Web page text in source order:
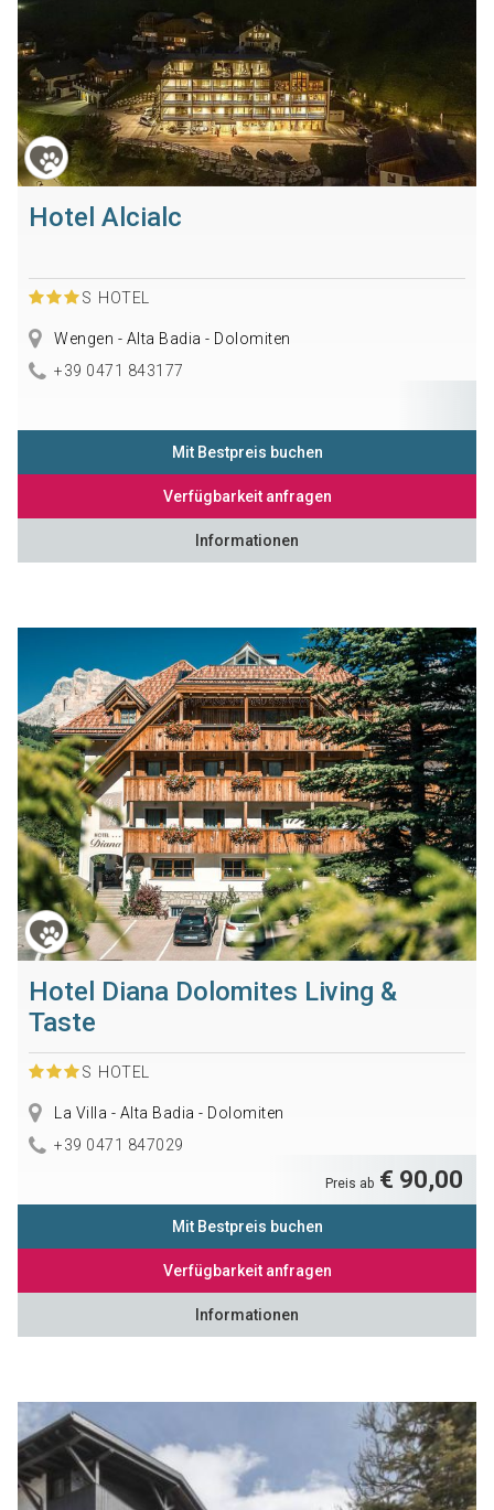
Hotel Alcialc
S HOTEL
Wengen - Alta Badia - Dolomiten
+39 0471 843177
Mit Bestpreis buchen
Verfügbarkeit anfragen
Informationen
Hotel Diana Dolomites Living &
Taste
S HOTEL
La Villa - Alta Badia - Dolomiten
+39 0471 847029
Preis ab € 90,00
Mit Bestpreis buchen
Verfügbarkeit anfragen
Informationen